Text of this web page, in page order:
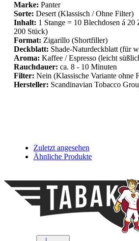
Marke: Panter
Sorte: Desert (Klassisch / Ohne Filter)
Inhalt: 1 Stange = 10 Blechdosen á 20
200 Stück)
Format: Zigarillo (Shortfiller)
Deckblatt: Shade-Naturdeckblatt (für
Aroma: Kaffee / Espresso (leicht
Rauchdauer: ca. 8 - 10 Minuten
Filter: Nein (Klassische Variante ohne
Hersteller: Scandinavian Tobacco
Zuletzt angesehen
Ähnliche Produkte